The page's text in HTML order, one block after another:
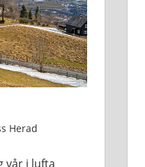
Herad
vår i lufta